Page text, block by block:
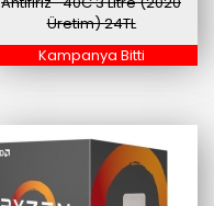
Üretim) 24TL
Kampanya Bitti